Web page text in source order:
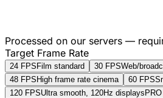
Processed on our servers —
Target Frame Rate
24 FPS Film standard 30 FPSWeb/
48 FPS High frame rate cinema 60 FPS
120 FPSUltra smooth, 120Hz displays PRO